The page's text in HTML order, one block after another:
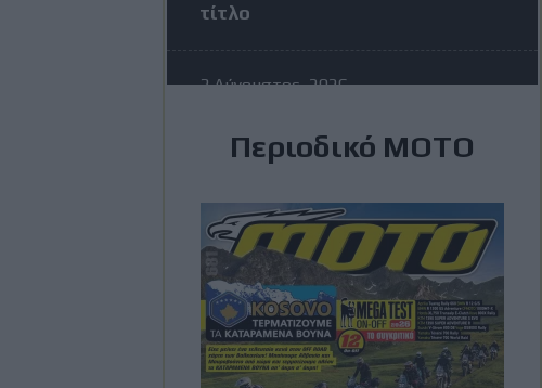
τίτλο
3 Αύγουστος, 2026
διώξει τον Vinales στην μέση
Ισπανού
3 Αύγουστος, 2026
Romaniacs: Τελικά
αποτελέσματα ανά κατηγορία –
Τι θέσεις πήραν οι Έλληνες
Περιοδικό ΜΟΤΟ